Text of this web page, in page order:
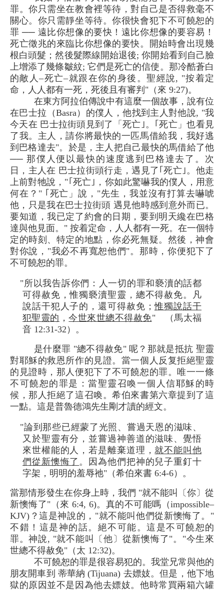
罪。你只需坐在教會裡等待，對自己是否得救毫不
關心。你只需靜坐等待。你很快會犯下不可饒恕的
罪 ── 遠比你想像的要快！遠比你想像的要容易！
死亡徵兆的來臨比你想像的要快。開始時會出現幾
根白頭髮；然後髮際線開始退後; 你開始看到自己臉
上增添了幾條皺紋; 它們是死亡的信使。那冷酷蒼白
的敵人–死亡–就跟在你的身後。聖經說, "按着定
命，人人都有一死，死後且有審判"（來 9:27)。
在東方阿拉伯傳說中有這麼一個故事，說有位
在巴士拉（Basra）的僕人，他找到主人對他說, "我
今天在 巴士拉街頭見到了「死亡｣。｢死亡」也看見
了我。主人，請你將最快的一匹馬借給我，我好逃
到巴格達去"。於是，主人把自己最快的馬借給了他
── 那僕人便以最快的速度逃到巴格達去了。次
日，主人在 巴士拉街頭行走，遇見了｢死亡｣。他走
上前對牠說，"｢死亡｣，你如此驚嚇我的僕人，用意
何在？" ｢死亡」說，"先生，我並沒有打算去嚇唬
他，只是我在巴士拉街頭 遇見他時感到意外而已。
要知道，我已定了約會的日期，要到明天纔在巴格
達與他見面。" 按着定命，人人都有一死。在一個特
定的時刻、特定的地點，你必死無疑。然後，神會
對你說，"我必不再寬恕他們"。那時，你便犯下了
不可饒恕的罪。
"所以我告訴你們：人一切的罪和褻瀆的話都
可得赦免，惟獨褻瀆聖靈，總不得赦免。凡
說話干犯人子的，還可得赦免；惟獨說話干
犯聖靈的 ，今世來世總不得赦免" （馬太福
音 12:31-32）。
是什麼罪 "總不得赦免" 呢？那就是抵抗 聖靈
對耶穌的救恩所作的見證。當一個人反复拒絕聖靈
的見證時，那人便犯下了不可饒恕的罪。唯一一條
不可饒恕的罪是：當聖靈召喚一個人信耶穌的時
候，那人拒絕了這召喚。希伯來書第六章提到了這
一點。這是普魯德鴻先生剛才讀的經文。
"論到那些已經蒙了光照、嘗過天恩的滋味、
又於聖靈有分，並嘗過神善道的滋味、覺悟
來世權能的人，若是離棄道理，就不能叫他
們從新懊悔了 。因為他們把神的兒子重釘十
字架，明明的羞辱祂"（希伯來書 6:4-6）。
當那情形發生在你身上時，我們 "就不能叫〔你〕從
新懊悔了"（來 6:4, 6)。真的不可能嗎（impossible–
KJV)？這是神說的，"就不能叫他們從新懊悔了。"
不錯！這是神的話。絕不可能。這是不可饒恕的
罪。神說, "就不能叫〔他〕從新懊悔了"。"今生來
世總不得赦免"（太 12:32)。
不可饒恕的罪是很容易犯的。我堂兄常與他的
朋友開車到 蒂華納 (Tijuana) 去嫖妓。但是，他下地
獄的原因並不是因為他去嫖妓。他時常買兩箱六罐